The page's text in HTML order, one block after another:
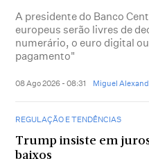
A presidente do Banco
europeus serão livres de
numerário, o euro digital
pagamento"
08 Ago 2026 - 08:31 Miguel
REGULAÇÃO E TENDÊNCIAS
Trump insiste em
baixos